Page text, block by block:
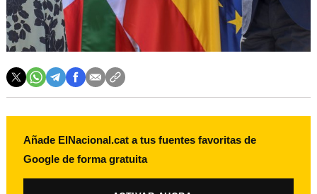
Añade ElNacional.cat a tus fuentes favoritas de
Google de forma gratuita